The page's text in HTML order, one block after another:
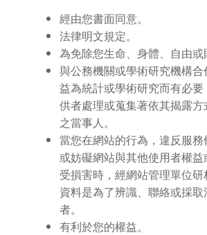
經由您書面同意。
法律明文規定。
為免除您生命、身體、自由或
與公務機關或學術研究機構
益為統計或學術研究而有必
供者處理或蒐集著依其揭露
之當事人。
當您在網站的行為，違反服
或妨礙網站與其他使用者權
受損害時，經網站管理單位研
資料是為了辨識、聯絡或採
者。
有利於您的權益。